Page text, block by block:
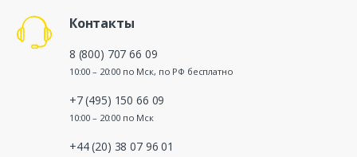
Контакты
8 (800) 707 66 09
10:00 – 20:00 по Мск, по РФ бесплатно
+7 (495) 150 66 09
10:00 – 20:00 по Мск
+44 (20) 38 07 96 01